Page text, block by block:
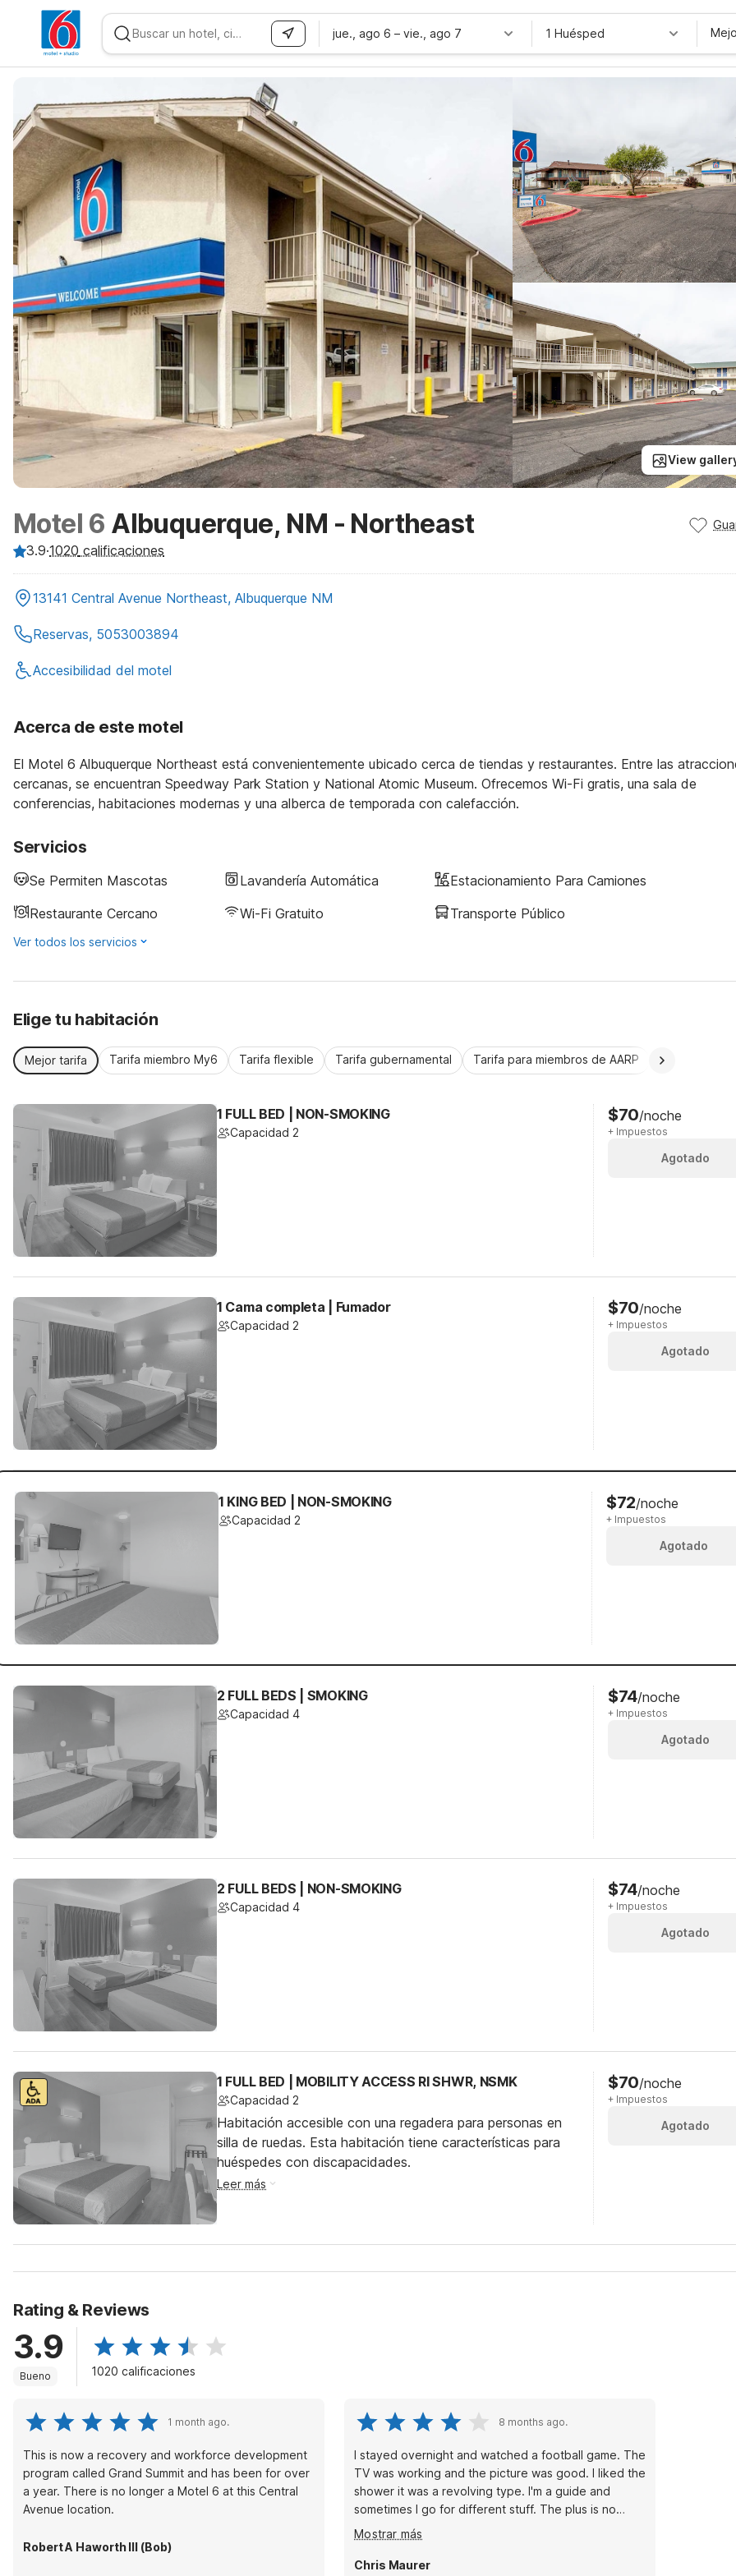
jue., ago 6 – vie., ago 7 1 Huésped
View
Motel 6 Albuquerque, NM - Northeast
3.9·1020 calificaciones
13141 Central Avenue Northeast, Albuquerque NM
Reservas, 5053003894
Accesibilidad del motel
Acerca de este motel
El Motel 6 Albuquerque Northeast está convenientemente ubicado cerca de tiendas y restaurantes. Entre las
cercanas, se encuentran Speedway Park Station y National Atomic Museum. Ofrecemos Wi-Fi gratis, una sala de
conferencias, habitaciones modernas y una alberca de temporada con calefacción.
Servicios
Se Permiten Mascotas Lavandería Automática
Estacionamiento Para Camiones
Restaurante Cercano
Wi-Fi Gratuito Transporte Público
Ver todos los servicios
Elige tu habitación
Mejor tarifa Tarifa miembro My6 Tarifa flexible Tarifa gubernamental Tarifa para miembros de AARP
1 FULL BED | NON-SMOKING
Capacidad 2
$70/noche
+ Impuestos
Agotado
1 Cama completa | Fumador
Capacidad 2
$70/noche
+ Impuestos
Agotado
1 KING BED | NON-SMOKING
Capacidad 2
$72/noche
+ Impuestos
Agotado
2 FULL BEDS | SMOKING
Capacidad 4
$74/noche
+ Impuestos
Agotado
2 FULL BEDS | NON-SMOKING
Capacidad 4
$74/noche
+ Impuestos
Agotado
1 FULL BED | MOBILITY ACCESS RI SHWR, NSMK
Capacidad 2
Habitación accesible con una regadera para personas en
silla de ruedas. Esta habitación tiene características para
huéspedes con discapacidades.
Leer más
$70/noche
+ Impuestos
Agotado
Rating & Reviews
3.9
Bueno 1020 calificaciones
1 month ago.
This is now a recovery and workforce development
program called Grand Summit and has been for over
a year. There is no longer a Motel 6 at this Central
Avenue location.
Robert A Haworth III (Bob)
8 months ago.
I stayed overnight and watched a football game. The
TV was working and the picture was good. I liked the
shower it was a revolving type. I'm a guide and
sometimes I go for different stuff. The plus is no
water on the floor to slip on however if one can't
open the revolving door one is stuck. There was a
fridge and micro. The AC worked good. This is a
Mostrar más
Chris Maurer